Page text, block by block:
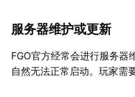
服务器维护或更新
FGO官方经常会进行服务器
自然无法正常启动。玩家需